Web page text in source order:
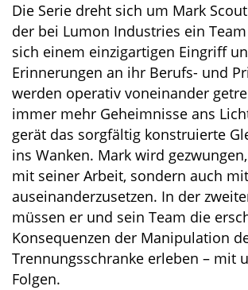
Die Serie dreht sich um Mark
der bei Lumon Industries ein
sich einem einzigartigen Eingriff
Erinnerungen an ihr Berufs- und
werden operativ voneinander
immer mehr Geheimnisse ans
gerät das sorgfältig konstruierte
ins Wanken. Mark wird
mit seiner Arbeit, sondern auch
auseinanderzusetzen. In der
müssen er und sein Team die
Konsequenzen der Manipulation
Trennungsschranke erleben – mit
Folgen.